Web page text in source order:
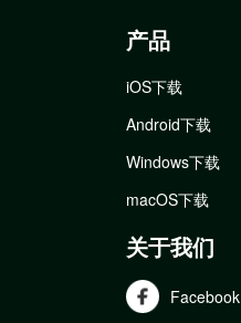
产品
iOS下载
Android下载
Windows下载
macOS下载
关于我们
Facebook